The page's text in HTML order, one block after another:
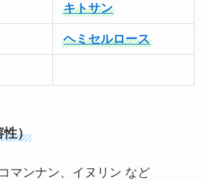
キトサン
ヘミセルロース
性）
マンナン、イヌリン など